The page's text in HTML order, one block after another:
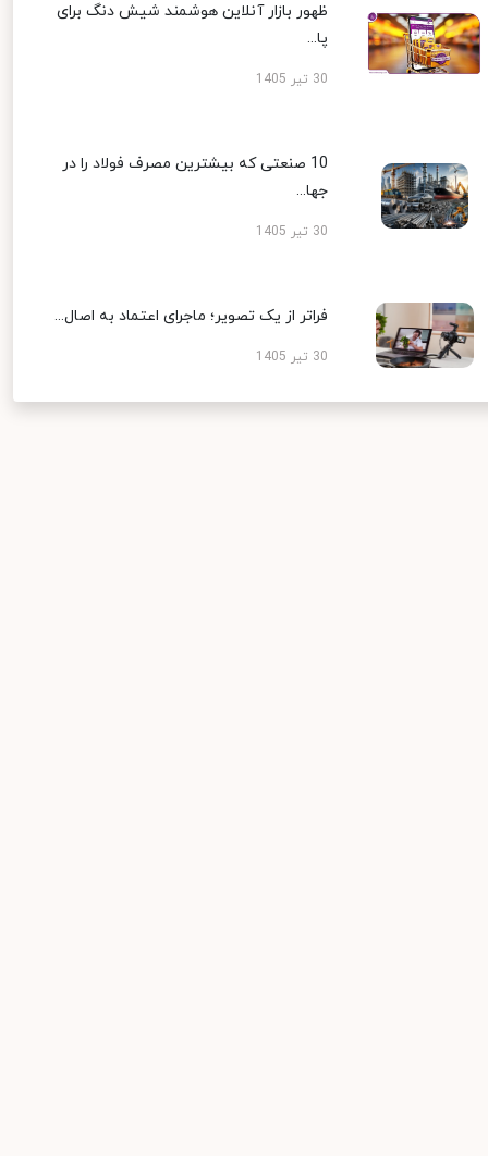
ظهور بازار آنلاین هوشمند شیش دنگ برای
پا...
30 تیر 1405
10 صنعتی که بیشترین مصرف فولاد را در
جها...
30 تیر 1405
فراتر از یک تصویر؛ ماجرای اعتماد به اصال...
30 تیر 1405